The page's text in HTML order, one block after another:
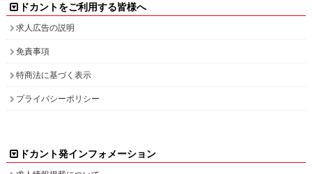
ドカントをご利用する皆様へ
求人広告の説明
免責事項
特商法に基づく表示
プライバシーポリシー
ドカント発インフォメーション